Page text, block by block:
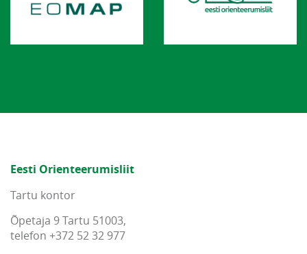
Eesti Orienteerumisliit
Tartu kontor
Õpetaja 9 Tartu 51003,
telefon +372 52 32 977